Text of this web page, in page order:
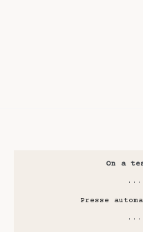
On a
Presse